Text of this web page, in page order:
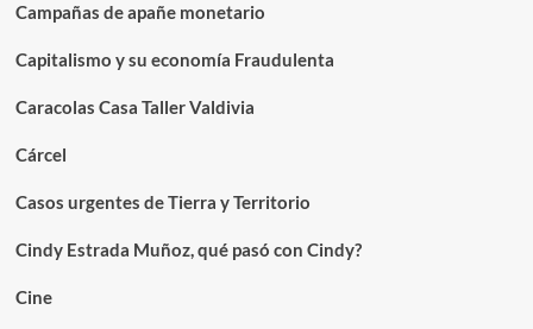
Campañas de apañe monetario
Capitalismo y su economía Fraudulenta
Caracolas Casa Taller Valdivia
Cárcel
Casos urgentes de Tierra y Territorio
Cindy Estrada Muñoz, qué pasó con Cindy?
Cine